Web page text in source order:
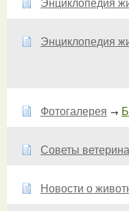
Энциклопедия
Фотогалерея →
Советы
Новости о